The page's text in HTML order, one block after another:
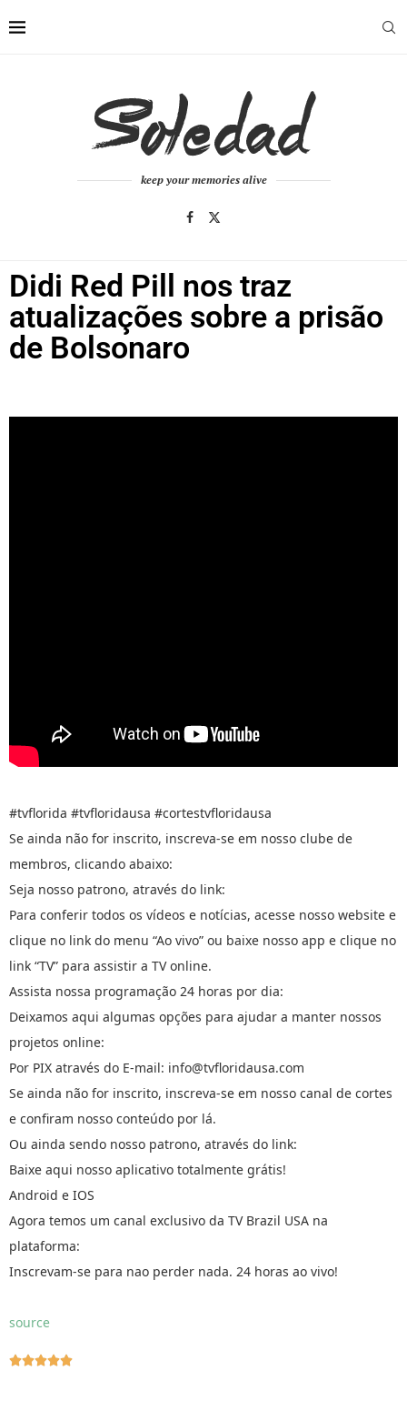
keep your memories alive
Didi Red Pill nos traz
atualizações sobre a prisão
de Bolsonaro
#tvflorida #tvfloridausa #cortestvfloridausa
Se ainda não for inscrito, inscreva-se em nosso clube de
membros, clicando abaixo:
Seja nosso patrono, através do link:
Para conferir todos os vídeos e notícias, acesse nosso website e
clique no link do menu “Ao vivo” ou baixe nosso app e clique no
link “TV” para assistir a TV online.
Assista nossa programação 24 horas por dia:
Deixamos aqui algumas opções para ajudar a manter nossos
projetos online:
Por PIX através do E-mail: info@tvfloridausa.com
Se ainda não for inscrito, inscreva-se em nosso canal de cortes
e confiram nosso conteúdo por lá.
Ou ainda sendo nosso patrono, através do link:
Baixe aqui nosso aplicativo totalmente grátis!
Android e IOS
Agora temos um canal exclusivo da TV Brazil USA na
plataforma:
Inscrevam-se para nao perder nada. 24 horas ao vivo!
source
